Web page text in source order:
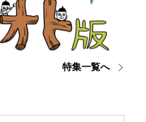
特集一覧へ